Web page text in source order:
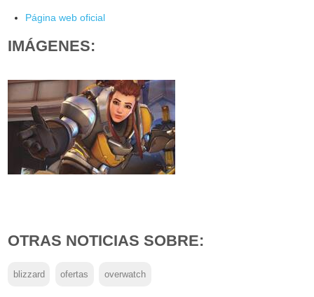
Página web oficial
IMÁGENES:
OTRAS NOTICIAS SOBRE:
blizzard ofertas overwatch